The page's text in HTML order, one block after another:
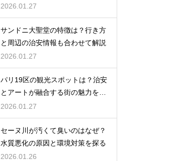
解説
2026.01.27
サンドニ大聖堂の特徴は？行き方
と周辺の治安情報も合わせて解説
2026.01.27
パリ19区の観光スポットは？治安
とアートが融合する街の魅力を紹
介
2026.01.27
セーヌ川が汚くて臭いのはなぜ？
水質悪化の原因と環境対策を探る
2026.01.26